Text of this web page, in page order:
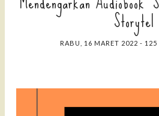
Storytel
RABU, 16 MARET 2022 - 125